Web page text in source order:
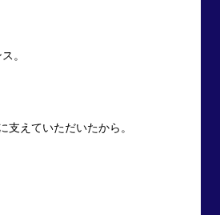
。
えていただいたから。